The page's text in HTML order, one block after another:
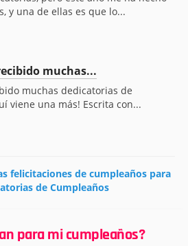
y una de ellas es que lo...
muchas...
muchas dedicatorias de
viene una más! Escrita con...
felicitaciones de cumpleaños para
de Cumpleaños
para mi cumpleaños?